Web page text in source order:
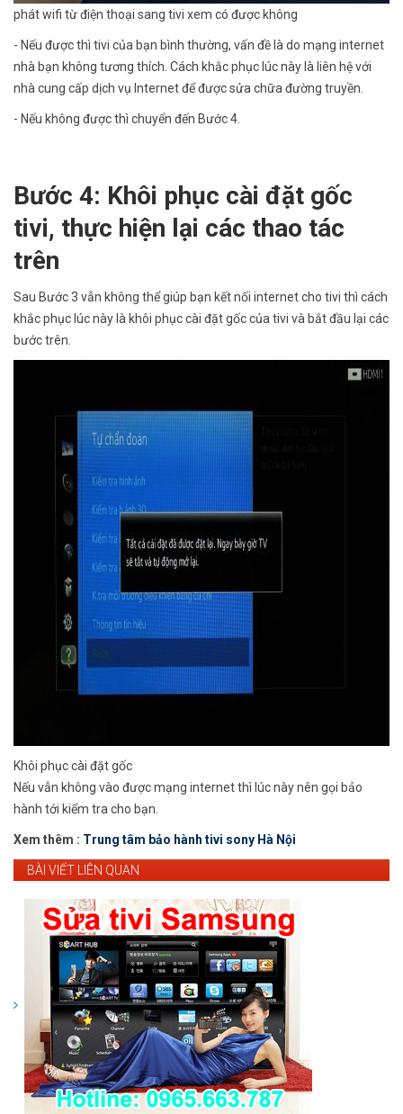
phát wifi từ điện thoại sang tivi xem có được không
- Nếu được thì tivi của bạn bình thường, vấn đề là do mạng internet
nhà bạn không tương thích. Cách khắc phục lúc này là liên hệ với
nhà cung cấp dịch vụ Internet để được sửa chữa đường truyền.
- Nếu không được thì chuyển đến Bước 4.
Bước 4: Khôi phục cài đặt gốc
tivi, thực hiện lại các thao tác
trên
Sau Bước 3 vẫn không thể giúp bạn kết nối internet cho tivi thì cách
khắc phục lúc này là khôi phục cài đặt gốc của tivi và bắt đầu lại các
bước trên.
Khôi phục cài đặt gốc
Nếu vẫn không vào được mạng internet thì lúc này nên gọi bảo
hành tới kiểm tra cho bạn.
Xem thêm : Trung tâm bảo hành tivi sony Hà Nội
BÀI VIẾT LIÊN QUAN